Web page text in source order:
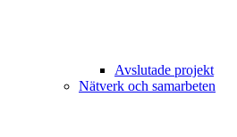
Avslutade projekt
Nätverk och samarbeten